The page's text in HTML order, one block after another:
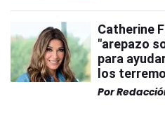
Catherine
"arepazo
para
los
Por